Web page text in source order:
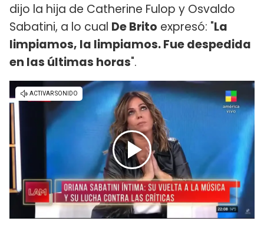
dijo la hija de Catherine Fulop y Osvaldo
Sabatini, a lo cual De Brito expresó: "La
limpiamos, la limpiamos. Fue despedida
en las últimas horas".